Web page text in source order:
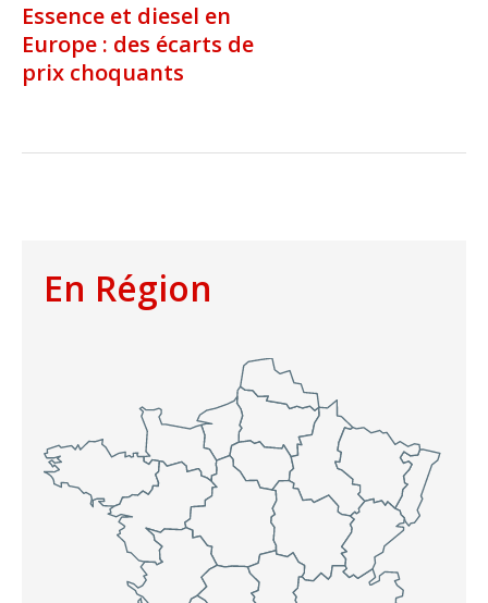
Essence et diesel en
Europe : des écarts de
prix choquants
En Région